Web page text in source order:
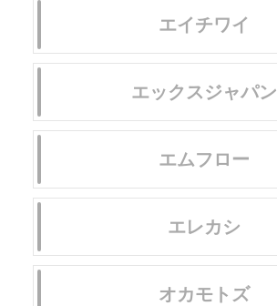
エイチワイ
エックスジャパン
エムフロー
エレカシ
オカモトズ